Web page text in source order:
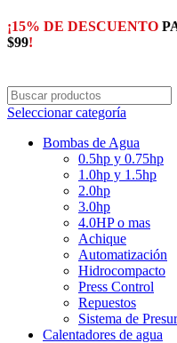
¡15% DE DESCUENTO
$99!
Seleccionar categoría
Bombas de Agua
0.5hp y 0.75hp
1.0hp y 1.5hp
2.0hp
3.0hp
4.0HP o mas
Achique
Automatización
Hidrocompacto
Press Control
Repuestos
Sistema de
Calentadores de agua